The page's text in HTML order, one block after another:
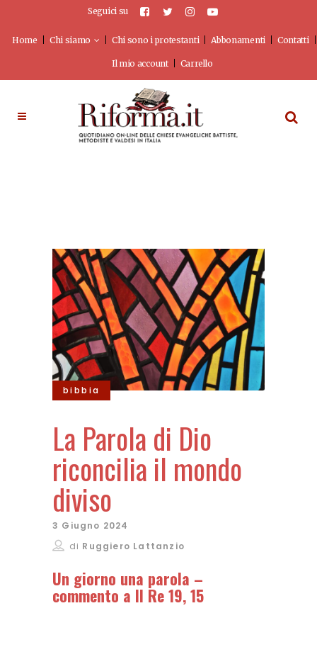
Seguici su
Home Chi siamo Chi sono i protestanti Abbonamenti Contatti
Il mio account Carrello
bibbia
La Parola di Dio
riconcilia il mondo
diviso
3 Giugno 2024
di Ruggiero Lattanzio
Un giorno una parola –
commento a II Re 19, 15